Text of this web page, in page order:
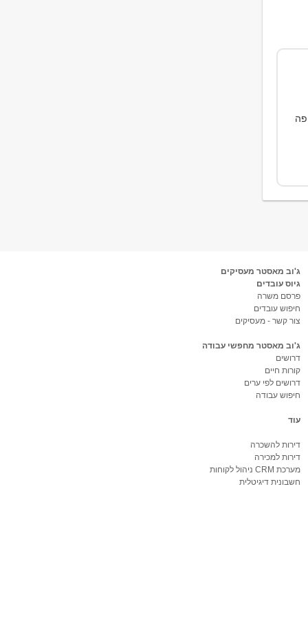
ג'וב מאסטר מעסיקים
גיוס עובדים
פרסם משרה
חיפוש עובדים
צור קשר - מעסיקים
ג'וב מאסטר מחפשי עבודה
דרושים
קורות חיים
דרושים לפי ערים
חיפוש עבודה
עוד
דירות להשכרה
דירות למכירה
מערכת CRM ניהול לקוחות
חשבונית דיגיטלית